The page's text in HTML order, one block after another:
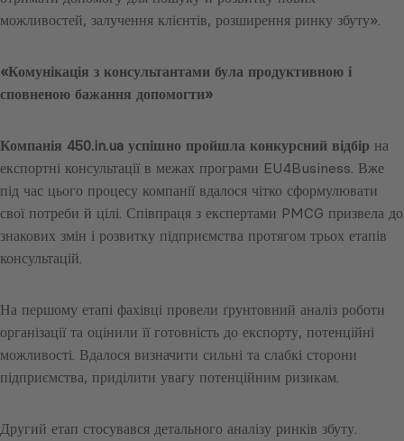
можливостей, залучення клієнтів, розширення ринку збуту».
«Комунікація з консультантами була продуктивною і
сповненою бажання допомогти»
Компанія 450.in.ua успішно пройшла конкурсний відбір на
експортні консультації в межах програми EU4Business. Вже
під час цього процесу компанії вдалося чітко сформулювати
свої потреби й цілі. Співпраця з експертами PMCG призвела до
знакових змін і розвитку підприємства протягом трьох етапів
консультацій.
На першому етапі фахівці провели ґрунтовний аналіз роботи
організації та оцінили її готовність до експорту, потенційні
можливості. Вдалося визначити сильні та слабкі сторони
підприємства, приділити увагу потенційним ризикам.
Другий етап стосувався детального аналізу ринків збуту.